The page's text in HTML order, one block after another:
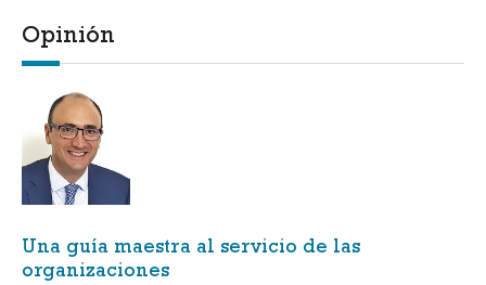
Opinión
Una guía maestra al servicio de las
organizaciones